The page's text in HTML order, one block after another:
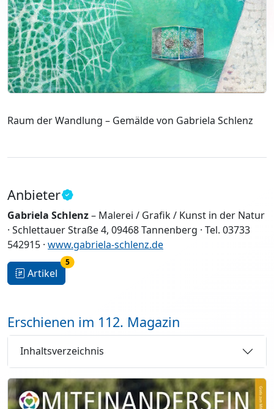
Raum der Wandlung – Gemälde von Gabriela Schlenz
Anbieter
Gabriela Schlenz– Malerei / Grafik / Kunst in der Natur
· Schlettauer Straße 4, 09468 Tannenberg · Tel. 03733
542915 · www.gabriela-schlenz.de
Artikel
5
Erschienen im 112. Magazin
Inhaltsverzeichnis